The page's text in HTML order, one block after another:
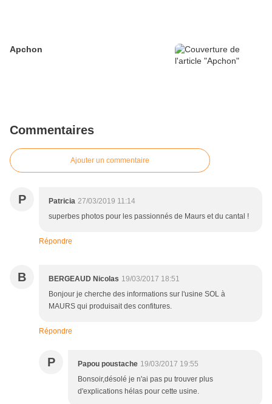
Apchon
Commentaires
Ajouter un commentaire
P Patricia 27/03/2019 11:14
superbes photos pour les passionnés de Maurs et du cantal !
Répondre
B BERGEAUD Nicolas 19/03/2017 18:51
Bonjour je cherche des informations sur l'usine SOL à
MAURS qui produisait des confitures.
Répondre
P Papou poustache 19/03/2017 19:55
Bonsoir,désolé je n'ai pas pu trouver plus
d'explications hélas pour cette usine.